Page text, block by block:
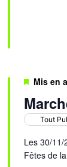
Mis en
Tout
Les 30/
Fêtes de